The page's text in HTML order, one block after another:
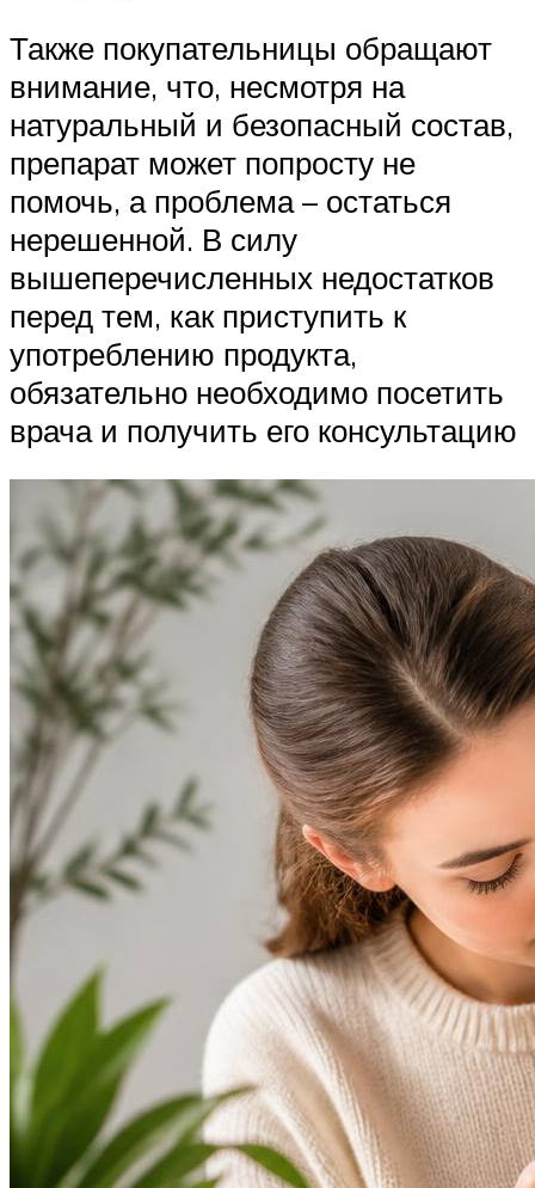
Также покупательницы обращают
внимание, что, несмотря на
натуральный и безопасный состав,
препарат может попросту не
помочь, а проблема – остаться
нерешенной. В силу
вышеперечисленных недостатков
перед тем, как приступить к
употреблению продукта,
обязательно необходимо посетить
врача и получить его консультацию